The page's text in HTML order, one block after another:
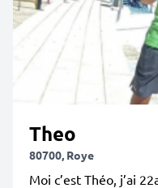
Theo
80700, Roye
Moi c’est Théo, j’ai